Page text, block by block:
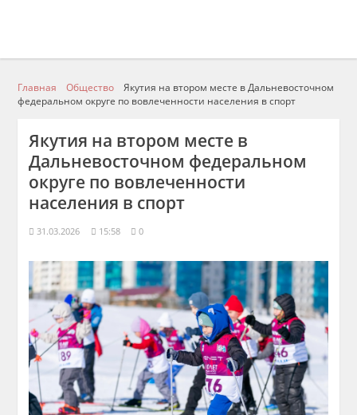
Главная Общество
Якутия на втором месте в Дальневосточном
федеральном округе по вовлеченности населения в спорт
Якутия на втором месте в
Дальневосточном федеральном
округе по вовлеченности
населения в спорт
31.03.2026 15:58 0